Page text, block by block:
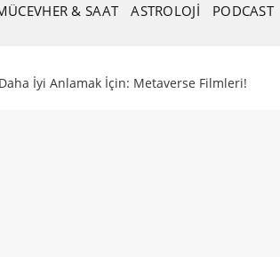
& SAAT ASTROLOJI PODCAST
Daha İyi Anlamak İçin: Metaverse Filmleri!